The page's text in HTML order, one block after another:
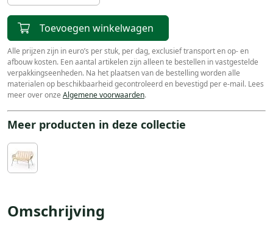
Toevoegen winkelwagen
Alle prijzen zijn in euro’s per stuk, per dag, exclusief transport en op- en
afbouw kosten. Een aantal artikelen zijn alleen te bestellen in vastgestelde
verpakkingseenheden. Na het plaatsen van de bestelling worden alle
materialen op beschikbaarheid gecontroleerd en bevestigd per e-mail. Lees
meer over onze Algemene voorwaarden.
Meer producten in deze collectie
Omschrijving